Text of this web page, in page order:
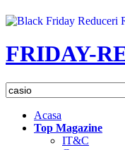
FRIDAY-
Acasa
Top Magazine
IT&C